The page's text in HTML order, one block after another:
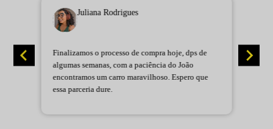
Juliana Rodrigues
Finalizamos o processo de compra hoje, dps de
algumas semanas, com a paciência do João
encontramos um carro maravilhoso. Espero que
essa parceria dure.